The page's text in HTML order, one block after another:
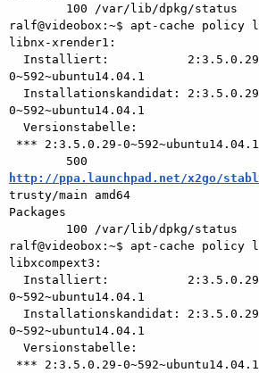
ralf@videobox:~$ apt-cache policy
libnx-xrender1:
0~592~ubuntu14.04.1
0~592~ubuntu14.04.1
http://ppa.launchpad.net/x2go/
trusty/main amd64
Packages
ralf@videobox:~$ apt-cache policy
libxcompext3:
0~592~ubuntu14.04.1
0~592~ubuntu14.04.1